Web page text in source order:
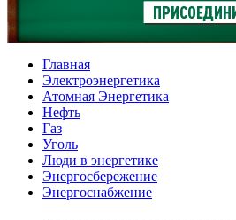
Главная
Электроэнергетика
Атомная Энергетика
Нефть
Газ
Уголь
Люди в энергетике
Энергосбережение
Энергоснабжение